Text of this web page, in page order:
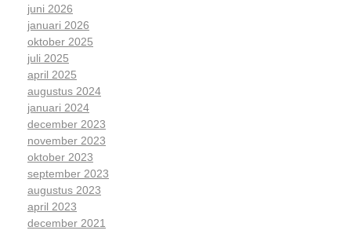
juni 2026
januari 2026
oktober 2025
juli 2025
april 2025
augustus 2024
januari 2024
december 2023
november 2023
oktober 2023
september 2023
augustus 2023
april 2023
december 2021